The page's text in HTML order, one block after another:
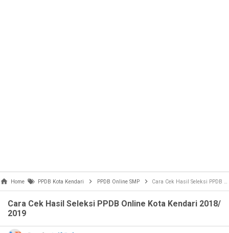
Home PPDB Kota Kendari PPDB Online SMP Cara Cek Hasil Seleksi PPDB Online Kota Kendari 2018/ 2019
Cara Cek Hasil Seleksi PPDB Online Kota Kendari 2018/
2019